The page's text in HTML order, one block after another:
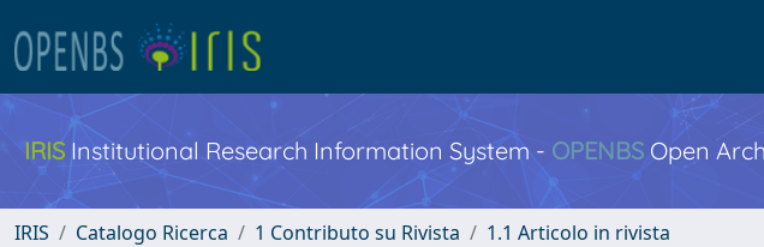
IRIS Institutional Research Information System - OPENBS Open
IRIS Catalogo Ricerca 1 Contributo su Rivista 1.1 Articolo in rivista